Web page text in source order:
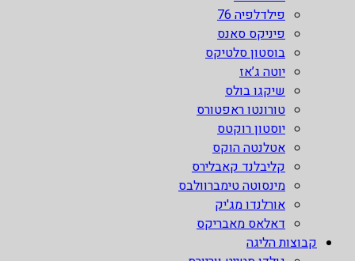
פילדלפיה 76
פיניקס סאנס
בוסטון סלטיקס
יוטה ג’אז
שיקגו בולס
טורונטו ראפטורס
יוסטון רוקטס
אטלנטה הוקס
קליבלנד קאבלירס
מינסוטה טימברוולבס
אורלנדו מג'יק
דאלאס מאבריקס
קבוצות הליגה